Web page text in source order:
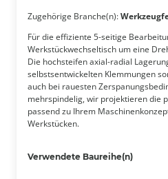
Zugehörige Branche(n):
Für die effiziente 5-seitige
Werkstückwechseltisch um eine
Die hochsteifen axial-radial
selbstsentwickelten Klemmungen
auch bei rauesten
mehrspindelig, wir projektieren die
passend zu Ihrem
Werkstücken.
Verwendete Baureihe(n)